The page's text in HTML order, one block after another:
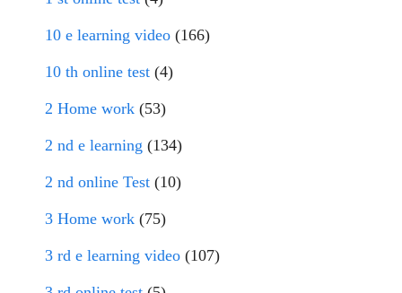
10 e learning video (166)
10 th online test (4)
2 Home work (53)
2 nd e learning (134)
2 nd online Test (10)
3 Home work (75)
3 rd e learning video (107)